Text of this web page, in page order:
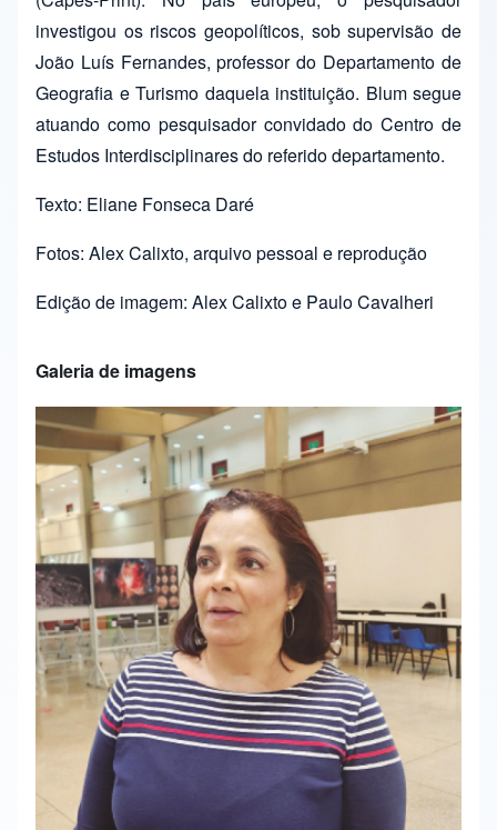
investigou os riscos geopolíticos, sob supervisão de
João Luís Fernandes, professor do Departamento de
Geografia e Turismo daquela instituição. Blum segue
atuando como pesquisador convidado do Centro de
Estudos Interdisciplinares do referido departamento.
Texto: Eliane Fonseca Daré
Fotos: Alex Calixto, arquivo pessoal e reprodução
Edição de imagem: Alex Calixto e Paulo Cavalheri
Galeria de imagens